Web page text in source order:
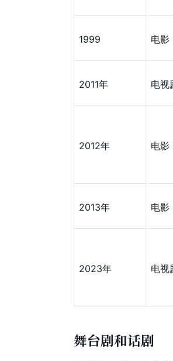
1999 电影
2011年 电视
2012年 电影
2013年 电影
2023年 电视
舞台剧和话剧